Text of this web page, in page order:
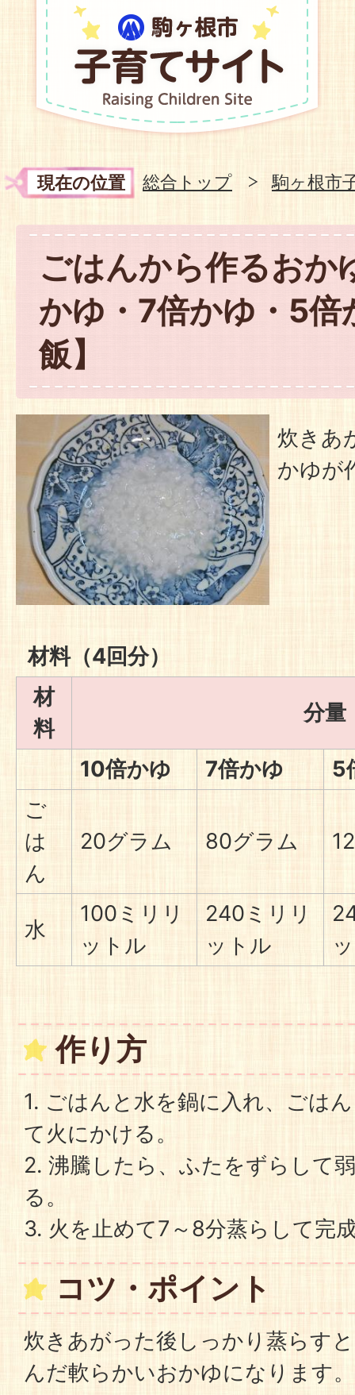
現在の位置 総合トップ 駒ヶ根市
ごはんから作るおか
かゆ・7倍かゆ・5倍
飯】
炊きあ
かゆが
材料（4回分）
材
料
分量
10倍かゆ 7倍かゆ
5
ご
は
ん
20グラム 80グラム
水
100ミリリ
ットル
240ミリリ
ットル
作り方
1. ごはんと水を鍋に入れ、ごは
て火にかける。
2. 沸騰したら、ふたをずらして
る。
3. 火を止めて7～8分蒸らして完
コツ・ポイント
炊きあがった後しっかり蒸らす
んだ軟らかいおかゆになります。